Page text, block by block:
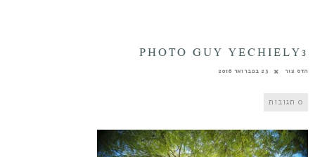
PHOTO GUY YECHIELY3
הדס צור 23 בפברואר 2016
0 תגובות